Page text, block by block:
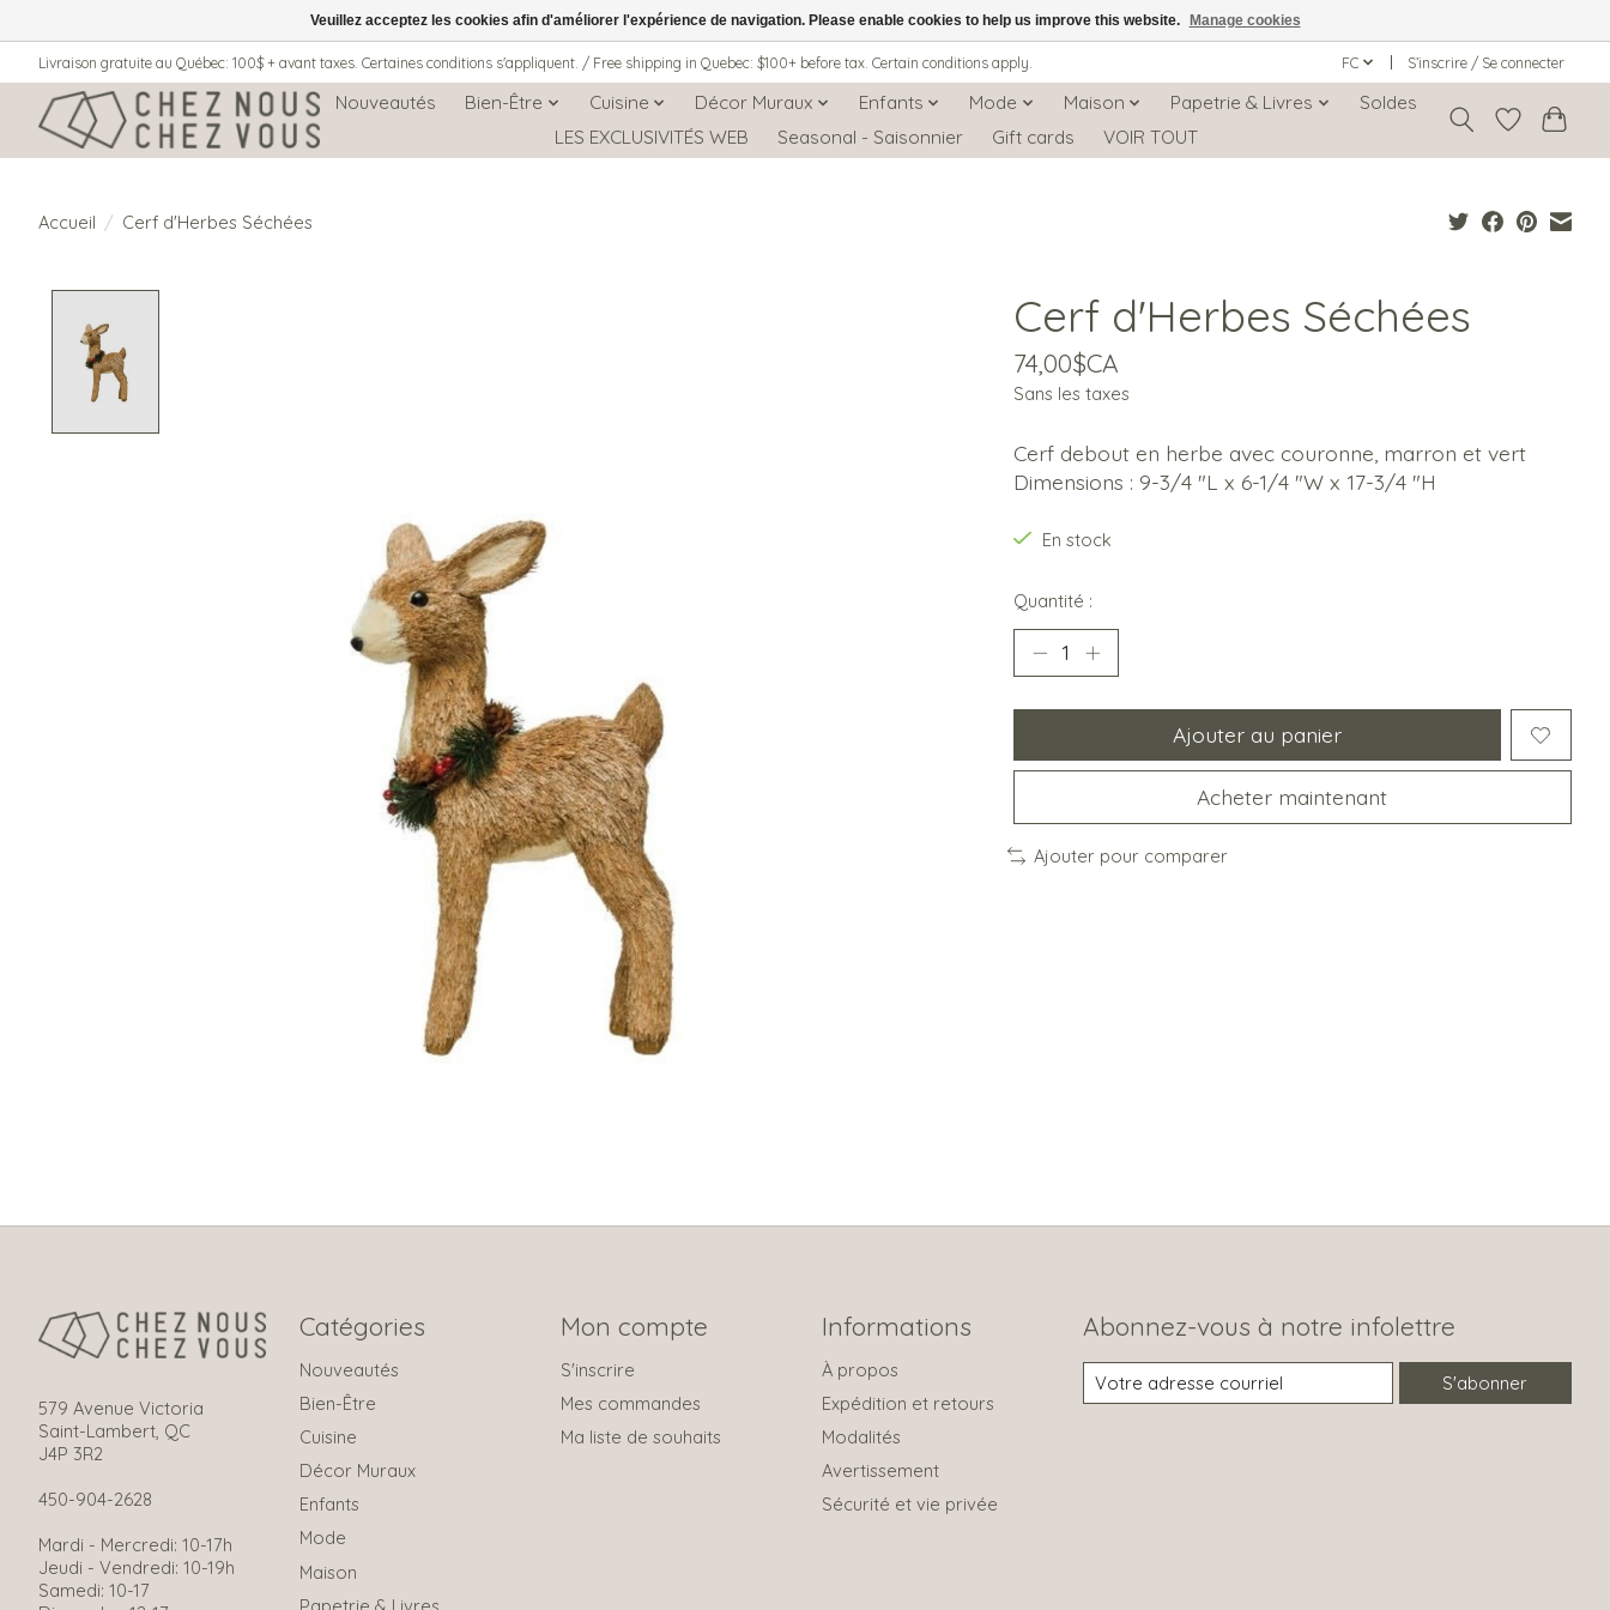
Livraison gratuite au Québec: 100$ + avant taxes. Certaines conditions s'appliquent. / Free shipping in Quebec: $100+ before tax. Certain conditions apply. FC S’inscrire / Se connecter
Nouveautés Bien-Être Cuisine Décor Muraux Enfants Mode Maison Papetrie & Livres
Soldes
LES EXCLUSIVITÉS WEB
Seasonal - Saisonnier Gift cards VOIR TOUT
Accueil / Cerf d'Herbes Séchées
Cerf d'Herbes Séchées
74,00$CA
Sans les taxes
Cerf debout en herbe avec couronne, marron et vert
Dimensions : 9-3/4 "L x 6-1/4 "W x 17-3/4 "H
En stock
Quantité :
Ajouter au panier
Acheter maintenant
Ajouter pour comparer
579 Avenue Victoria
Saint-Lambert, QC
J4P 3R2
450-904-2628
Mardi - Mercredi: 10-17h
Jeudi - Vendredi: 10-19h
Samedi: 10-17
Catégories
Nouveautés
Bien-Être
Cuisine
Décor Muraux
Enfants
Mode
Maison
Papetrie & Livres
Mon compte
S'inscrire
Mes commandes
Ma liste de souhaits
Informations
À propos
Expédition et retours
Modalités
Avertissement
Sécurité et vie privée
Abonnez-vous à notre infolettre
S'abonner
Veuillez acceptez les cookies afin d'améliorer l'expérience de navigation. Please enable cookies to help us improve this website. Manage cookies